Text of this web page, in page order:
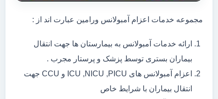
مجموعه خدمات اعزام آمبولانس ورامین عبارت اند از :
ارائه خدمات آمبولانس به بیمارستان ها جهت انتقال
بیماران بستری توسط پزشک و پرستار مجرب .
اعزام آمبولانس های ICU ,NICU ,PICU و CCU جهت
انتقال بیماران با شرایط خاص